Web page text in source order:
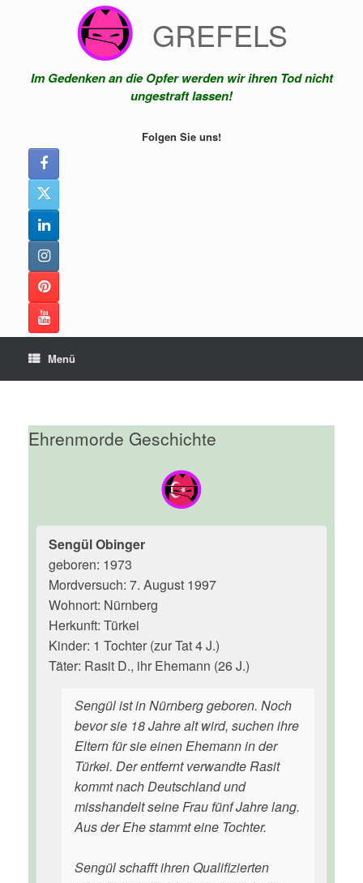
GREFELS
Im Gedenken an die Opfer werden wir ihren Tod nicht
ungestraft lassen!
Folgen Sie uns!
Menü
Ehrenmorde Geschichte
Sengül Obinger
geboren: 1973
Mordversuch: 7. August 1997
Wohnort: Nürnberg
Herkunft: Türkei
Kinder: 1 Tochter (zur Tat 4 J.)
Täter: Rasit D., ihr Ehemann (26 J.)
Sengül ist in Nürnberg geboren. Noch
bevor sie 18 Jahre alt wird, suchen ihre
Eltern für sie einen Ehemann in der
Türkei. Der entfernt verwandte Rasit
kommt nach Deutschland und
misshandelt seine Frau fünf Jahre lang.
Aus der Ehe stammt eine Tochter.
Sengül schafft ihren Qualifizierten